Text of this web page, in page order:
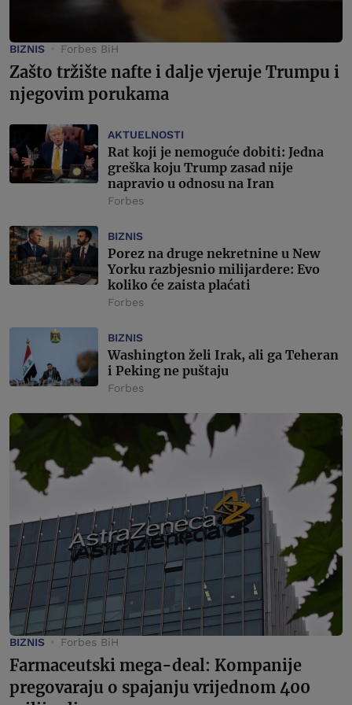
BIZNIS Forbes BiH
Zašto tržište nafte i dalje vjeruje Trumpu i
njegovim porukama
AKTUELNOSTI
Rat koji je nemoguće dobiti: Jedna
greška koju Trump zasad nije
napravio u odnosu na Iran
Forbes
BIZNIS
Porez na druge nekretnine u New
Yorku razbjesnio milijardere: Evo
koliko će zaista plaćati
Forbes
BIZNIS
Washington želi Irak, ali ga Teheran
i Peking ne puštaju
Forbes
BIZNIS Forbes BiH
Farmaceutski mega-deal: Kompanije
pregovaraju o spajanju vrijednom 400